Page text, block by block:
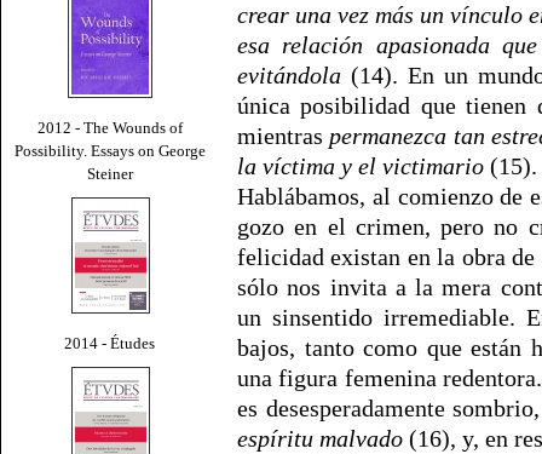
2012 - The Wounds of
Possibility. Essays on George
Steiner
2014 - Études
crear una vez más un vínculo
esa relación apasionada
evitándola (14). En un
única posibilidad que tienen
mientras permanezca tan
la víctima y el victimario (15).
Hablábamos, al comienzo de
gozo en el crimen, pero no
felicidad existan en la obra
sólo nos invita a la mera
un sinsentido irremediable.
bajos, tanto como que están
una figura femenina
es desesperadamente
espíritu malvado (16), y, en